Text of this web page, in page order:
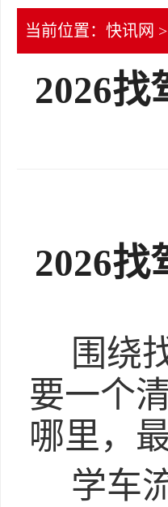
当前位置： 快讯网
2026找
2026找
围绕
要一个
哪里，
学车